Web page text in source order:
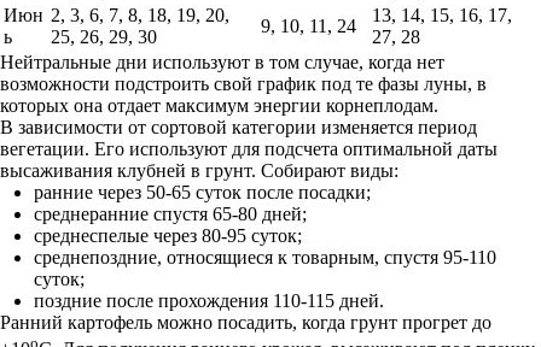
Июн
ь
2, 3, 6, 7, 8, 18, 19, 20,
25, 26, 29, 30
9, 10, 11, 24
13, 14, 15, 16, 17,
27, 28
Нейтральные дни используют в том случае, когда нет
возможности подстроить свой график под те фазы луны, в
которых она отдает максимум энергии корнеплодам.
В зависимости от сортовой категории изменяется период
вегетации. Его используют для подсчета оптимальной даты
высаживания клубней в грунт. Собирают виды:
ранние через 50-65 суток после посадки;
среднеранние спустя 65-80 дней;
среднеспелые через 80-95 суток;
среднепоздние, относящиеся к товарным, спустя 95-110
суток;
поздние после прохождения 110-115 дней.
Ранний картофель можно посадить, когда грунт прогрет до
о